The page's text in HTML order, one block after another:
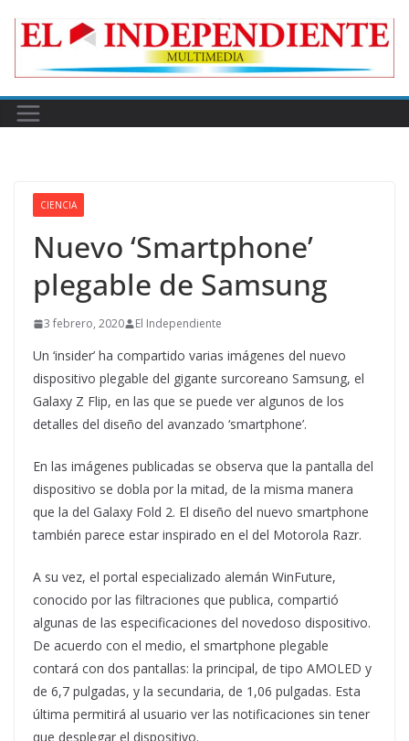
CIENCIA
Nuevo ‘Smartphone’
plegable de Samsung
3 febrero, 2020 El Independiente
Un ‘insider’ ha compartido varias imágenes del nuevo
dispositivo plegable del gigante surcoreano Samsung, el
Galaxy Z Flip, en las que se puede ver algunos de los
detalles del diseño del avanzado ‘smartphone’.
En las imágenes publicadas se observa que la pantalla del
dispositivo se dobla por la mitad, de la misma manera
que la del Galaxy Fold 2. El diseño del nuevo smartphone
también parece estar inspirado en el del Motorola Razr.
A su vez, el portal especializado alemán WinFuture,
conocido por las filtraciones que publica, compartió
algunas de las especificaciones del novedoso dispositivo.
De acuerdo con el medio, el smartphone plegable
contará con dos pantallas: la principal, de tipo AMOLED y
de 6,7 pulgadas, y la secundaria, de 1,06 pulgadas. Esta
última permitirá al usuario ver las notificaciones sin tener
que desplegar el dispositivo.